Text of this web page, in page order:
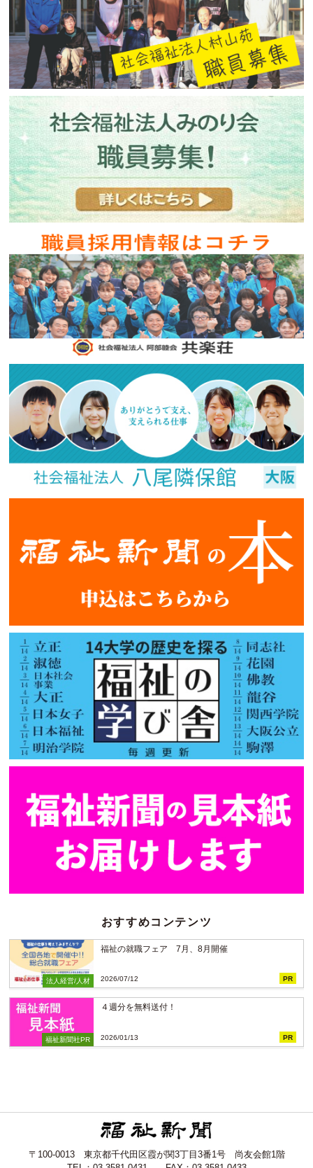
おすすめコンテンツ
法人経営/人材
福祉の就職フェア 7月、8月開催
2026/07/12 PR
福祉新聞社PR
４週分を無料送付！
2026/01/13 PR
〒100-0013 東京都千代田区霞が関3丁目3番1号 尚友会館1階